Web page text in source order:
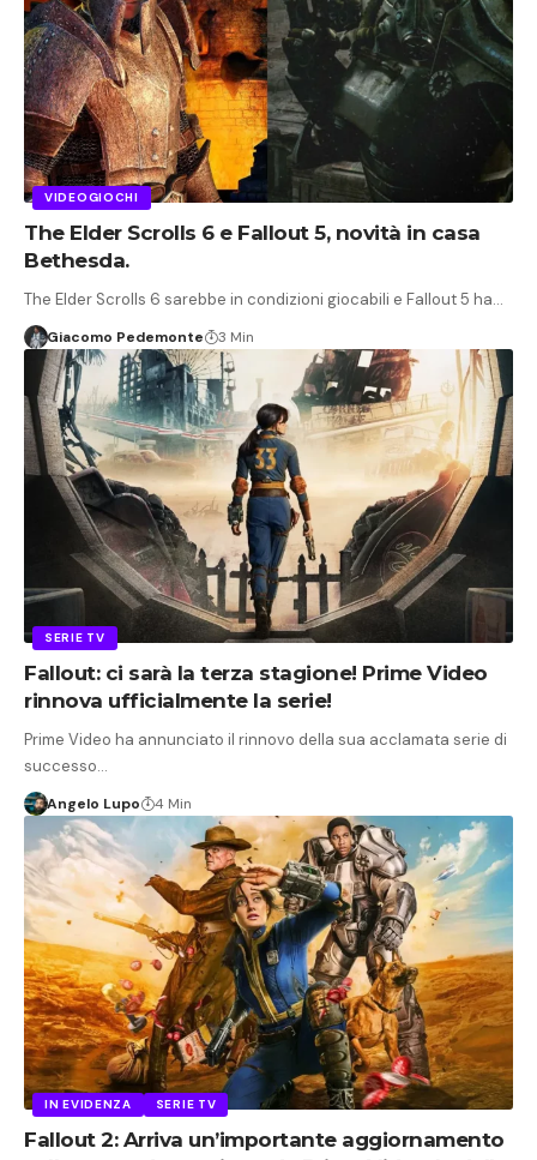
VIDEOGIOCHI
The Elder Scrolls 6 e Fallout 5, novità in casa
Bethesda.
The Elder Scrolls 6 sarebbe in condizioni giocabili e Fallout 5 ha…
Giacomo Pedemonte 3 Min
SERIE TV
Fallout: ci sarà la terza stagione! Prime Video
rinnova ufficialmente la serie!
Prime Video ha annunciato il rinnovo della sua acclamata serie di
successo…
Angelo Lupo 4 Min
IN EVIDENZA SERIE TV
Fallout 2: Arriva un’importante aggiornamento